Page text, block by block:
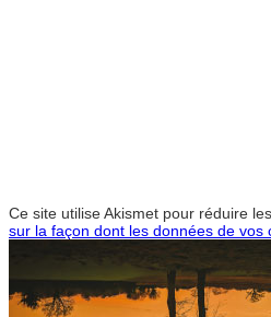
Ce site utilise Akismet pour réduire
sur la façon dont les données de vos